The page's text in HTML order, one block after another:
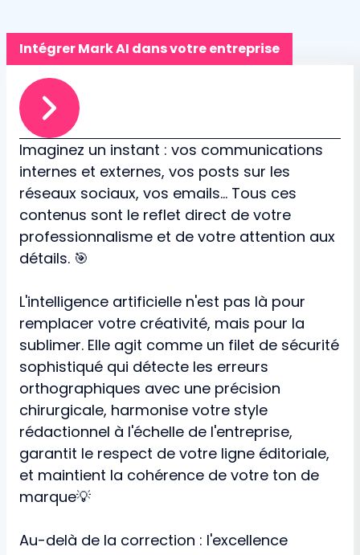
Intégrer Mark AI dans votre entreprise
Imaginez un instant : vos communications
internes et externes, vos posts sur les
réseaux sociaux, vos emails... Tous ces
contenus sont le reflet direct de votre
professionnalisme et de votre attention aux
détails. 🎯
L'intelligence artificielle n'est pas là pour
remplacer votre créativité, mais pour la
sublimer. Elle agit comme un filet de sécurité
sophistiqué qui détecte les erreurs
orthographiques avec une précision
chirurgicale, harmonise votre style
rédactionnel à l'échelle de l'entreprise,
garantit le respect de votre ligne éditoriale,
et maintient la cohérence de votre ton de
marque💡
Au-delà de la correction : l'excellence